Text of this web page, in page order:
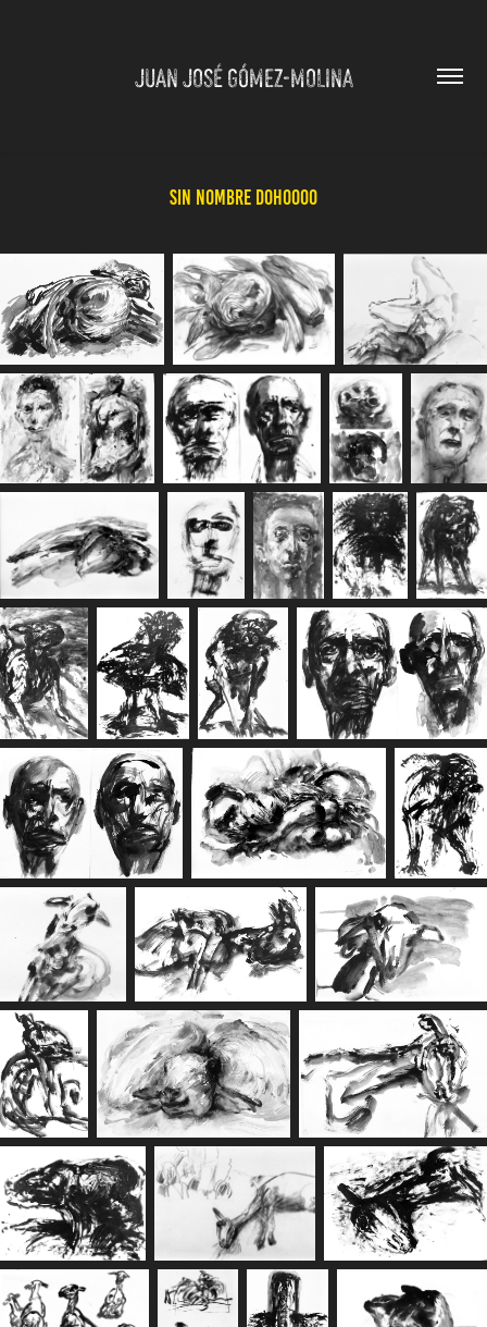
JUAN JOSÉ GÓMEZ-MOLINA
Sin Nombre DOH0000